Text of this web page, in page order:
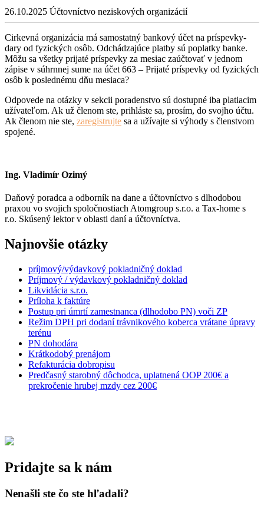
26.10.2025 Účtovníctvo neziskových organizácií
Cirkevná organizácia má samostatný bankový účet na príspevky-
dary od fyzických osôb. Odchádzajúce platby sú poplatky banke.
Môžu sa všetky prijaté príspevky za mesiac zaúčtovať v jednom
zápise v súhrnnej sume na účet 663 – Prijaté príspevky od fyzických
osôb k poslednému dňu mesiaca?
Odpovede na otázky v sekcii poradenstvo sú dostupné iba platiacim
užívateľom. Ak už členom ste, prihláste sa, prosím, do svojho účtu.
Ak členom nie ste, zaregistrujte sa a užívajte si výhody s členstvom
spojené.
Ing. Vladimír Ozimý
Daňový poradca a odborník na dane a účtovníctvo s dlhodobou
praxou vo svojich spoločnostiach Atomgroup s.r.o. a Tax-home s
r.o. Skúsený lektor v oblasti daní a účtovníctva.
Najnovšie otázky
príjmový/výdavkový pokladničný doklad
Príjmový / výdavkový pokladničný doklad
Likvidácia s.r.o.
Príloha k faktúre
Postup pri úmrtí zamestnanca (dlhodobo PN) voči ZP
Režim DPH pri dodaní trávnikového koberca vrátane úpravy
terénu
PN dohodára
Krátkodobý prenájom
Refakturácia dobropisu
Predčasný starobný dôchodca, uplatnená OOP 200€ a
prekročenie hrubej mzdy cez 200€
Pridajte sa k nám
Nenašli ste čo ste hľadali?